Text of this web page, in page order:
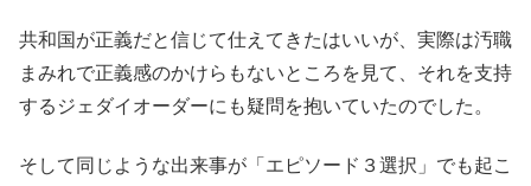
共和国が正義だと信じて仕えてきたはいいが、実際は汚職
まみれで正義感のかけらもないところを見て、それを支持
するジェダイオーダーにも疑問を抱いていたのでした。
そして同じような出来事が「エピソード３選択」でも起こ